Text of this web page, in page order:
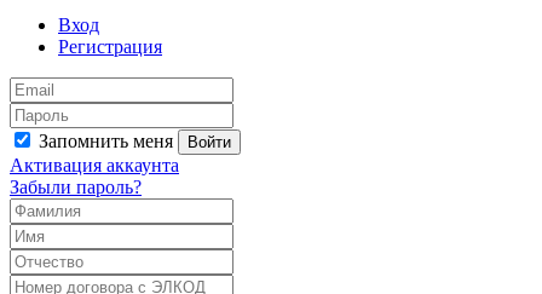
Вход
Регистрация
Запомнить меня Войти
Активация аккаунта
Забыли пароль?